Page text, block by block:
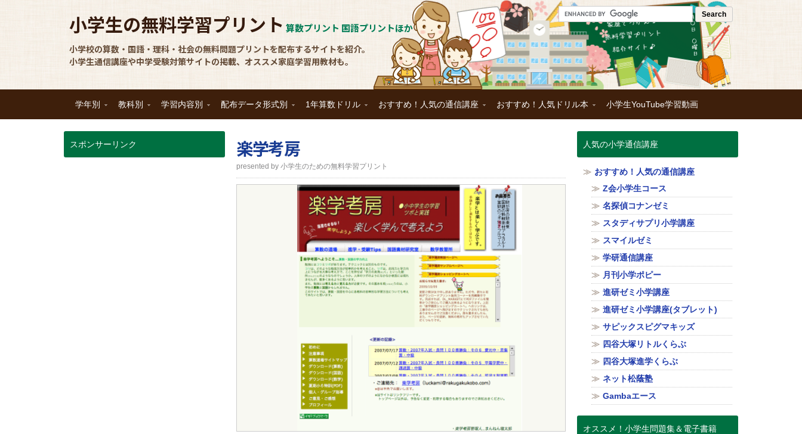
小学生の無料学習プリント 算数プリント 国語プリントほか
小学校の算数・国語・理科・社会の無料問題プリントを配布するサイトを紹介。
小学生通信講座や中学受験対策サイトの掲載、オススメ家庭学習用教材も。
学年別 教科別 学習内容別 配布データ形式別 1年算数ドリル おすすめ！人気の通信講座 おすすめ！人気ドリル本 小学生YouTube学習動画
楽学考房
presented by 小学生のための無料学習プリント
スポンサーリンク 人気の小学通信講座
おすすめ！人気の通信講座
Z会小学生コース
名探偵コナンゼミ
スタディサプリ小学講座
スマイルゼミ
学研通信講座
月刊小学ポピー
進研ゼミ小学講座
進研ゼミ小学講座(タブレット)
サピックスピグマキッズ
四谷大塚リトルくらぶ
四谷大塚進学くらぶ
ネット松蔭塾
Gambaエース
オススメ！小学生問題集＆電子書籍